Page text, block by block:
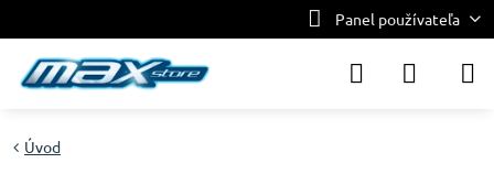
Panel používateľa
Úvod